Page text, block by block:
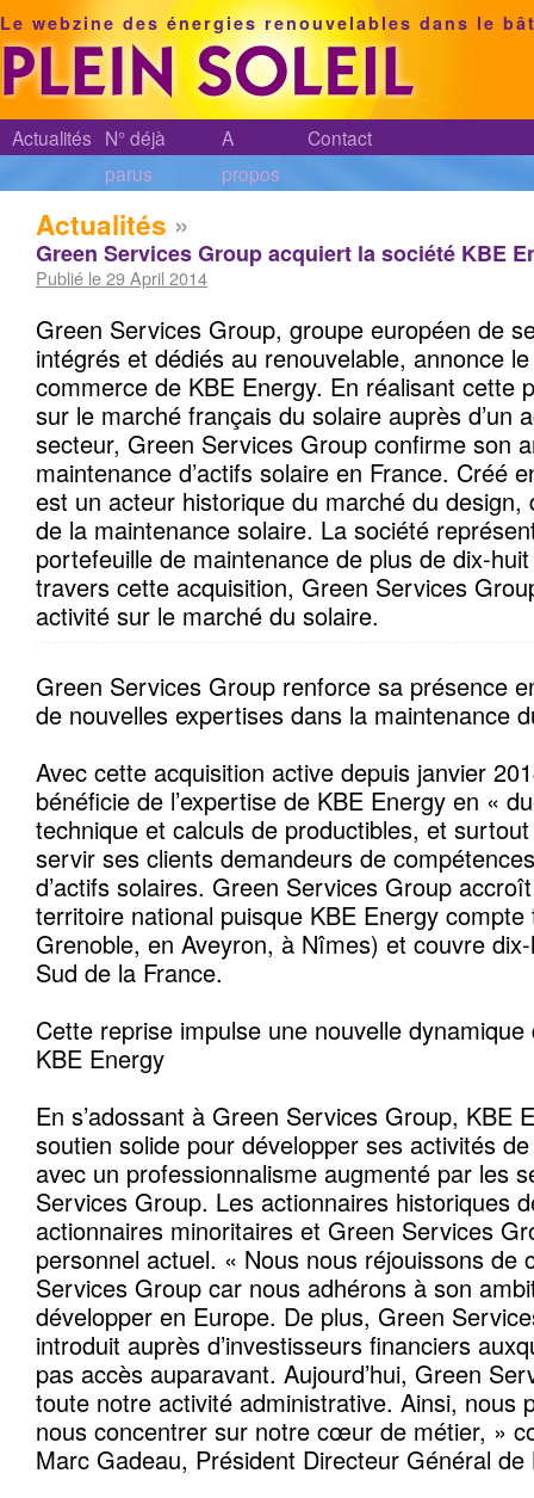
Le webzine des énergies renouvelables dans le
Actualités N° déjà
parus
A
propos
Contact
Actualités »
Green Services Group acquiert la société KBE
Publié le 29 April 2014
Green Services Group, groupe européen de
intégrés et dédiés au renouvelable, annonce
commerce de KBE Energy. En réalisant cette
sur le marché français du solaire auprès d’un
secteur, Green Services Group confirme son
maintenance d’actifs solaire en France. Créé
est un acteur historique du marché du design,
de la maintenance solaire. La société
portefeuille de maintenance de plus de dix-
travers cette acquisition, Green Services
activité sur le marché du solaire.
Green Services Group renforce sa présence
de nouvelles expertises dans la maintenance
Avec cette acquisition active depuis janvier
bénéficie de l’expertise de KBE Energy en «
technique et calculs de productibles, et
servir ses clients demandeurs de
d’actifs solaires. Green Services Group
territoire national puisque KBE Energy
Grenoble, en Aveyron, à Nîmes) et couvre
Sud de la France.
Cette reprise impulse une nouvelle dynamique
KBE Energy
En s’adossant à Green Services Group, KBE
soutien solide pour développer ses activités
avec un professionnalisme augmenté par les
Services Group. Les actionnaires historiques
actionnaires minoritaires et Green Services
personnel actuel. « Nous nous réjouissons de
Services Group car nous adhérons à son
développer en Europe. De plus, Green
introduit auprès d’investisseurs financiers
pas accès auparavant. Aujourd’hui, Green
toute notre activité administrative. Ainsi, nous
nous concentrer sur notre cœur de métier, »
Marc Gadeau, Président Directeur Général de